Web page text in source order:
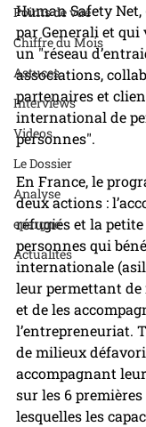
Points de vue
Chiffre du Mois
Astuces
Interviews
Videos
Le Dossier
Analyse
epargne
Actualités
Human Safety
par Generali et qui
un "réseau
associations,
partenaires et
international de
personnes".
En France, le
deux actions :
réfugiés et la
personnes qui
internationale
leur permettant
et de les
l’entrepreneuriat.
de milieux
accompagnant
sur les 6
lesquelles les